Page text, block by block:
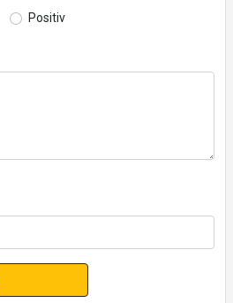
Positiv